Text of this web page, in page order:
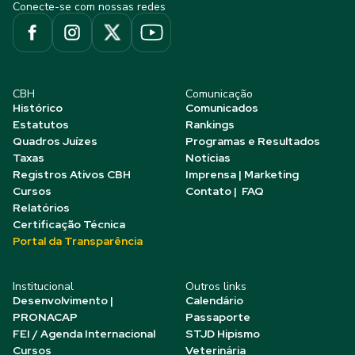
Conecte-se com nossas redes
CBH
Histórico
Estatutos
Quadros Juízes
Taxas
Registros Ativos CBH
Cursos
Relatórios
Certificação Técnica
Portal da Transparência
Comunicação
Comunicados
Rankings
Programas e Resultados
Notícias
Imprensa | Marketing
Contato | FAQ
Institucional
Desenvolvimento |
PRONACAP
FEI / Agenda Internacional
Cursos
Outros links
Calendário
Passaporte
STJD Hipismo
Veterinária